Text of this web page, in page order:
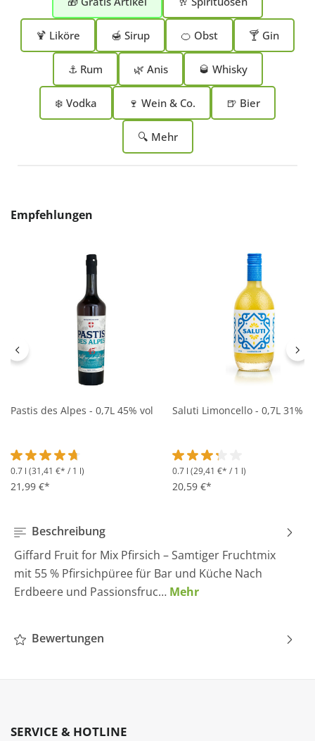
🍹 Liköre 🍯 Sirup 🍊 Obst 🍸 Gin
⚓ Rum 🌿 Anis 🥃 Whisky
❄️ Vodka 🍷 Wein & Co. 🍺 Bier
🔍 Mehr
Produktgalerie überspringen
Empfehlungen
Pastis des Alpes - 0,7L 45% vol
Durchschnittliche Bewertung von 4.6 von 5 Sternen
0.7 l (31,41 €* / 1 l)
21,99 €*
Saluti Limoncello - 0,7L 31%
Durchschnittliche
0.7 l (29,41 €* / 1 l)
20,59 €*
Beschreibung
Giffard Fruit for Mix Pfirsich – Samtiger Fruchtmix
mit 55 % Pfirsichpüree für Bar und Küche Nach
Erdbeere und Passionsfruc… Mehr
Bewertungen
SERVICE & HOTLINE